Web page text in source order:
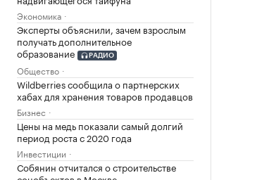
Экономика
Эксперты объяснили, зачем взрослым
получать дополнительное
образование
РАДИО
Общество
Wildberries сообщила о партнерских
хабах для хранения товаров продавцов
Бизнес
Цены на медь показали самый долгий
период роста с 2020 года
Инвестиции
Собянин отчитался о строительстве